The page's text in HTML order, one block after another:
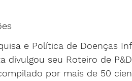
e Política de Doenças
divulgou seu Roteiro de
por mais de 50